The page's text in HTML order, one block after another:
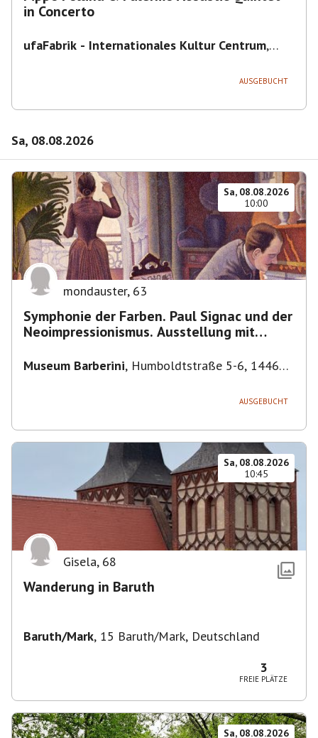
in Concerto
ufaFabrik - Internationales Kultur Centrum,
AUSGEBUCHT
Sa, 08.08.2026
Sa, 08.08.2026
10:00
mondauster, 63
Symphonie der Farben. Paul Signac und der
Neoimpressionismus. Ausstellung mit
Museum Barberini, Humboldtstraße 5-6, 14467
AUSGEBUCHT
Sa, 08.08.2026
10:45
Gisela, 68
Wanderung in Baruth
Baruth/Mark, 15 Baruth/Mark, Deutschland
3
FREIE PLÄTZE
Sa, 08.08.2026